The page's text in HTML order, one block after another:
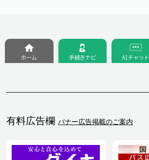
有料広告欄 バナー広告掲載のご案内
ホーム 手続きナビ AIチャット